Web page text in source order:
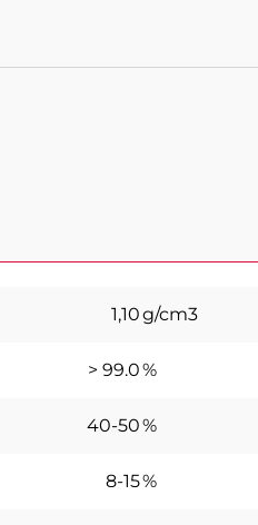
1,10g/cm3
> 99.0%
40-50%
8-15%